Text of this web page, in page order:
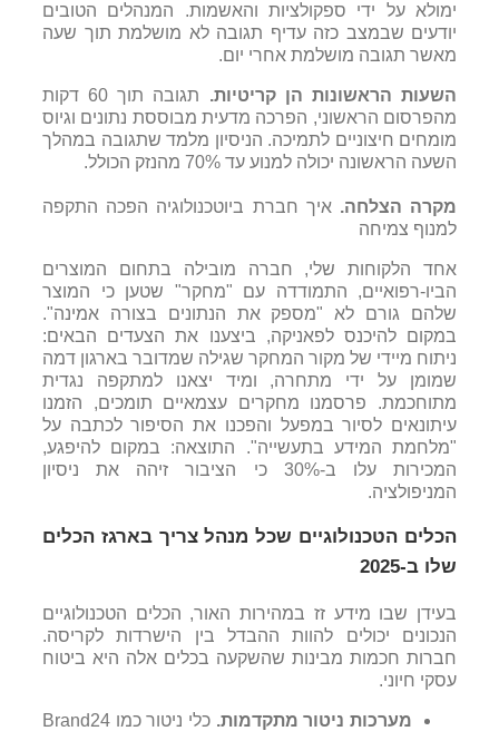
ימולא על ידי ספקולציות והאשמות. המנהלים הטובים
יודעים שבמצב כזה עדיף תגובה לא מושלמת תוך שעה
מאשר תגובה מושלמת אחרי יום.
השעות הראשונות הן קריטיות.
תגובה תוך 60 דקות
מהפרסום הראשוני, הפרכה מדעית מבוססת נתונים וגיוס
מומחים חיצוניים לתמיכה. הניסיון מלמד שתגובה במהלך
השעה הראשונה יכולה למנוע עד 70% מהנזק הכולל.
מקרה הצלחה. איך חברת ביוטכנולוגיה הפכה התקפה
למנוף צמיחה
אחד הלקוחות שלי, חברה מובילה בתחום המוצרים
הביו-רפואיים, התמודדה עם "מחקר" שטען כי המוצר
שלהם גורם לא "מספק את הנתונים בצורה אמינה".
במקום להיכנס לפאניקה, ביצענו את הצעדים הבאים:
ניתוח מיידי של מקור המחקר שגילה שמדובר בארגון דמה
שמומן על ידי מתחרה, ומיד יצאנו למתקפה נגדית
מתוחכמת. פרסמנו מחקרים עצמאיים תומכים, הזמנו
עיתונאים לסיור במפעל והפכנו את הסיפור לכתבה על
"מלחמת המידע בתעשייה". התוצאה: במקום להיפגע,
המכירות עלו ב-30% כי הציבור זיהה את ניסיון
המניפולציה.
הכלים הטכנולוגיים שכל מנהל צריך בארגז הכלים
שלו ב-2025
בעידן שבו מידע זז במהירות האור, הכלים הטכנולוגיים
הנכונים יכולים להוות ההבדל בין הישרדות לקריסה.
חברות חכמות מבינות שהשקעה בכלים אלה היא ביטוח
עסקי חיוני.
מערכות ניטור מתקדמות.
כלי ניטור כמו Brand24